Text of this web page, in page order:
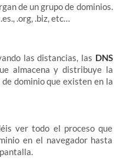
de un grupo de dominios.
.org, .biz, etc…
las distancias, las DNS
almacena y distribuye la
dominio que existen en la
ver todo el proceso que
en el navegador hasta